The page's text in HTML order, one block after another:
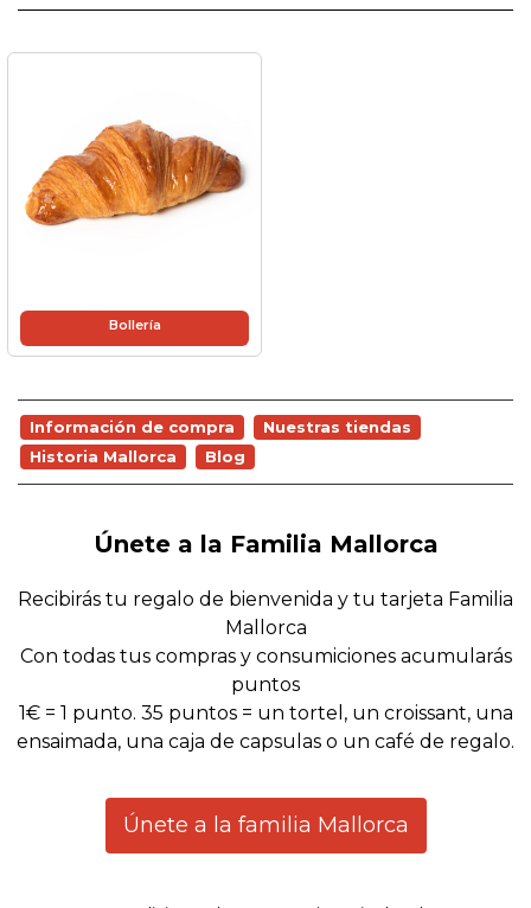
Bollería
Información de compra
Nuestras tiendas
Historia Mallorca
Blog
Únete a la Familia Mallorca
Recibirás tu regalo de bienvenida y tu tarjeta Familia
Mallorca
Con todas tus compras y consumiciones acumularás
puntos
1€ = 1 punto. 35 puntos = un tortel, un croissant, una
ensaimada, una caja de capsulas o un café de regalo.
Únete a la familia Mallorca